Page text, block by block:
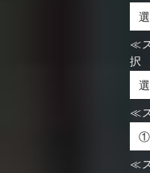
≪
択
≪
≪